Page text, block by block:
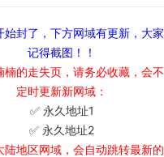
始封了，下方网域有更新，大家
记得截图！！
的走失页，请务必收藏，会不
定时更新新网域：
✅ 永久地址1
✅ 永久地址2
地区网域，会自动跳转最新的